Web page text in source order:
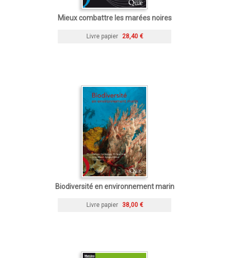
Mieux combattre les marées noires
Livre papier 28,40 €
Biodiversité en environnement marin
Livre papier 38,00 €